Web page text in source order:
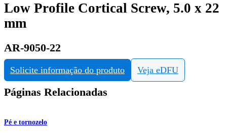
Low Profile Cortical Screw, 5.0 x 22
mm
AR-9050-22
Solicite informação do produto Veja eDFU
Páginas Relacionadas
Pé e tornozelo